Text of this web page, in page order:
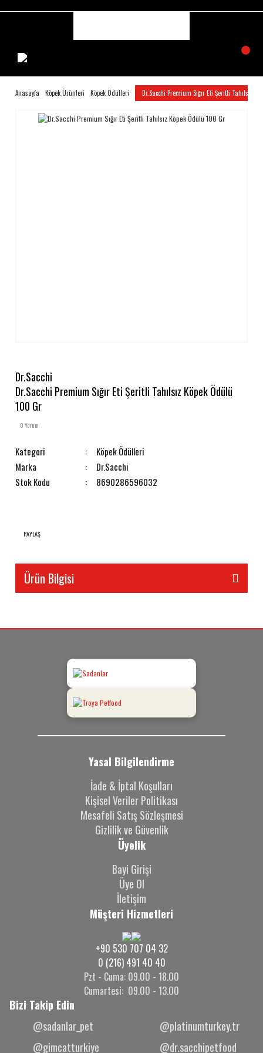
Anasayfa Köpek Ürünleri Köpek Ödülleri Dr.Sacchi Premium Sığır Eti Şeritli Tahılsız
Dr.Sacchi
Dr.Sacchi Premium Sığır Eti Şeritli Tahılsız Köpek Ödülü
100 Gr
0 Yorum
Kategori
Köpek Ödülleri
Marka
Dr.Sacchi
Stok Kodu
8690286596032
PAYLAŞ
Ürün Bilgisi
Yasal Bilgilendirme
İade & İptal Koşulları
Kişisel Veriler Politikası
Mesafeli Satış Sözleşmesi
Gizlilik ve Güvenlik
Üyelik
Bayi Girişi
Üye Ol
İletişim
Müşteri Hizmetleri
+90 530 707 04 32
0 (216) 491 40 40
Pzt - Cuma: 09.00 - 18.00
Cumartesi: 09.00 - 13.00
Bizi Takip Edin
@sadanlar_pet
@platinumturkey.tr
@gimcatturkiye
@dr.sacchipetfood